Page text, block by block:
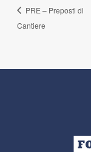
PRE – Preposti di
Cantiere